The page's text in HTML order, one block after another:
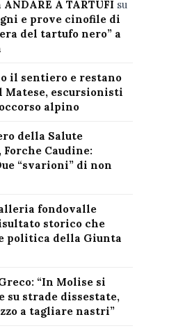
A TARTUFI su
e prove cinofile di
del tartufo nero” a
il sentiero e restano
Matese, escursionisti
alpino
della Salute
Caudine:
“svarioni” di non
fondovalle
storico che
politica della Giunta
“In Molise si
su strade dissestate,
a tagliare nastri”